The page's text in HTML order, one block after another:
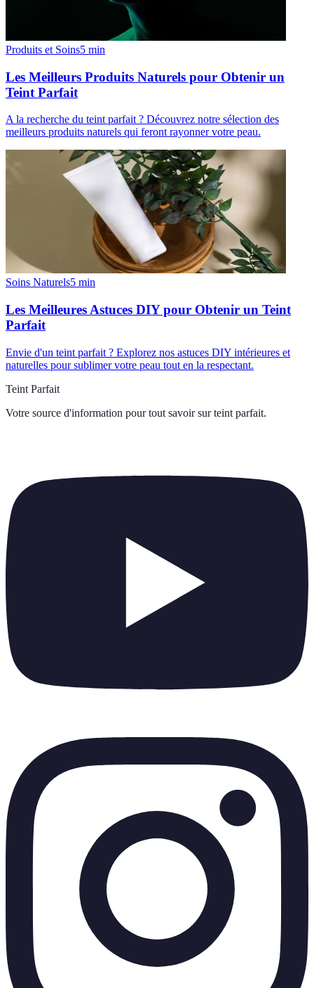
Produits et Soins5 min
Les Meilleurs Produits Naturels pour Obtenir un
Teint Parfait
A la recherche du teint parfait ? Découvrez notre sélection des
meilleurs produits naturels qui feront rayonner votre peau.
Soins Naturels5 min
Les Meilleures Astuces DIY pour Obtenir un Teint
Parfait
Envie d'un teint parfait ? Explorez nos astuces DIY intérieures et
naturelles pour sublimer votre peau tout en la respectant.
Teint Parfait
Votre source d'information pour tout savoir sur teint parfait.